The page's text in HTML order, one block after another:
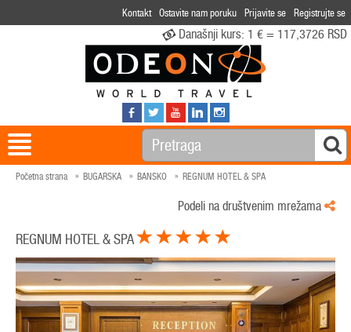
Kontakt Ostavite nam poruku Prijavite se Registrujte se
Današnji kurs: 1 € = 117,3726 RSD
Početna strana BUGARSKA BANSKO REGNUM HOTEL & SPA
Podeli na društvenim mrežama
REGNUM HOTEL & SPA